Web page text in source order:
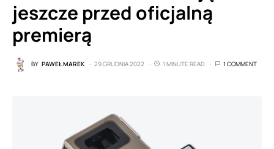
jeszcze przed oficjalną
premierą
BY PAWEŁ MAREK 29 GRUDNIA 2022 1 MINUTE READ 1 COMMENT